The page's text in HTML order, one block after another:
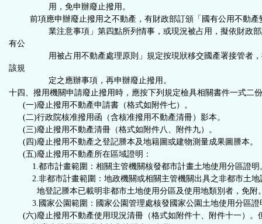
用，免申辦廢止撥用。
前項應申辦廢止撥用之不動產，有財政部訂頒「國有公用不動
業注意事項」第四點所列情事，或現況被占用，擬依財政
有公
用被占用不動產處理原則」規定按現狀移交國產署接管者
該規
定之應辦事項，再申辦廢止撥用。
十四、撥用機關申請廢止撥用時，應按下列規定檢具相關書件一式二
(一)廢止撥用不動產申請書（格式如附件七）。
(二)行政院核准撥用函（含核准撥用不動產清冊）影本。
(三)廢止撥用不動產清冊（格式如附件八、附件九）。
(四)廢止撥用不動產之登記謄本及地籍圖或建物測量成果圖謄本。
(五)廢止撥用不動產所在區域證明：
1.都市計畫範圍：相關主管機關核發都市計畫土地使用分區證明
2.非都市計畫範圍：地政機關或相關主管機關出具之非都市土地
地登記謄本已載明非都市土地使用分區及使用地類別者，免附
3.國家公園範圍：國家公園管理處核發國家公園土地使用分區證
(六)廢止撥用不動產使用現況清冊（格式如附件十、附件十一）。